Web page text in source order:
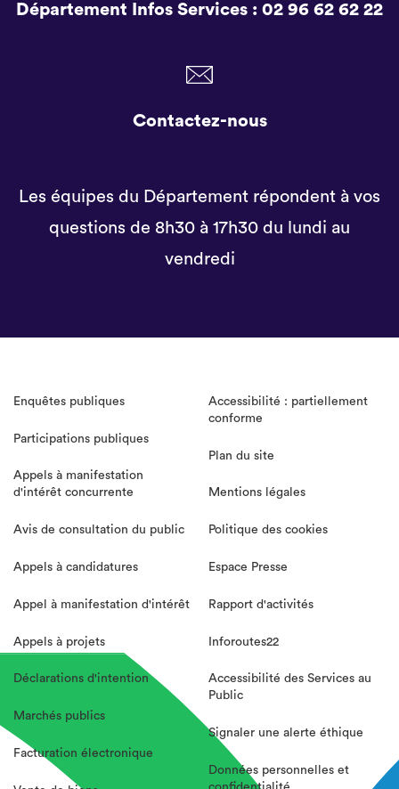
Département Infos Services : 02 96 62 62 22
Contactez-nous
Les équipes du Département répondent à vos
questions de 8h30 à 17h30 du lundi au
vendredi
Enquêtes publiques
Participations publiques
Appels à manifestation
d'intérêt concurrente
Avis de consultation du public
Appels à candidatures
Appel à manifestation d'intérêt
Appels à projets
Déclarations d'intention
Marchés publics
Facturation électronique
Accessibilité : partiellement
conforme
Plan du site
Mentions légales
Politique des cookies
Espace Presse
Rapport d'activités
Inforoutes22
Accessibilité des Services au
Public
Signaler une alerte éthique
Données personnelles et